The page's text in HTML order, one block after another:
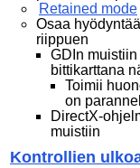
Retained mode
Osaa
riippuen
GDIn
bittikarttana
Toimii
on
DirectX-
muistiin
Kontrollien